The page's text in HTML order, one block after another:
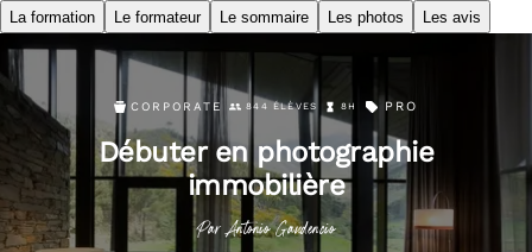
La formation Le formateur Le sommaire Les photos Les avis
CORPORATE 844 ÉLÈVES 8H PRO
Débuter en photographie
immobilière
Par Antonio Gaudencio